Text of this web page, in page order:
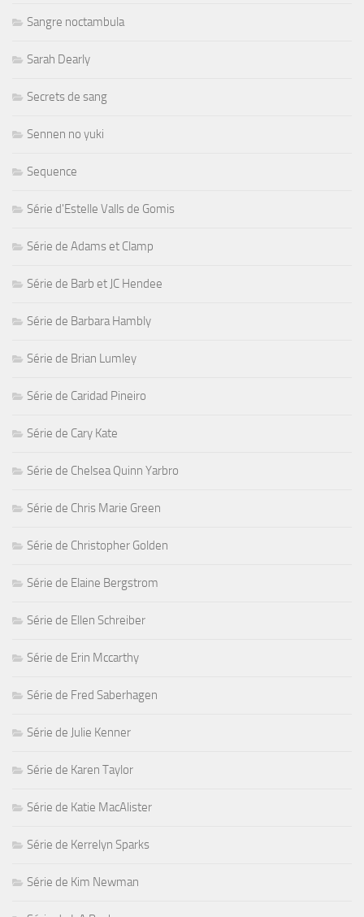
Sangre noctambula
Sarah Dearly
Secrets de sang
Sennen no yuki
Sequence
Série d'Estelle Valls de Gomis
Série de Adams et Clamp
Série de Barb et JC Hendee
Série de Barbara Hambly
Série de Brian Lumley
Série de Caridad Pineiro
Série de Cary Kate
Série de Chelsea Quinn Yarbro
Série de Chris Marie Green
Série de Christopher Golden
Série de Elaine Bergstrom
Série de Ellen Schreiber
Série de Erin Mccarthy
Série de Fred Saberhagen
Série de Julie Kenner
Série de Karen Taylor
Série de Katie MacAlister
Série de Kerrelyn Sparks
Série de Kim Newman